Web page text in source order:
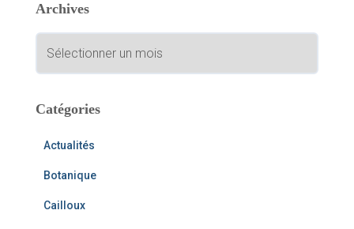
r
r
:
Archives
c
iCatégories
Actualités
Botanique
Cailloux